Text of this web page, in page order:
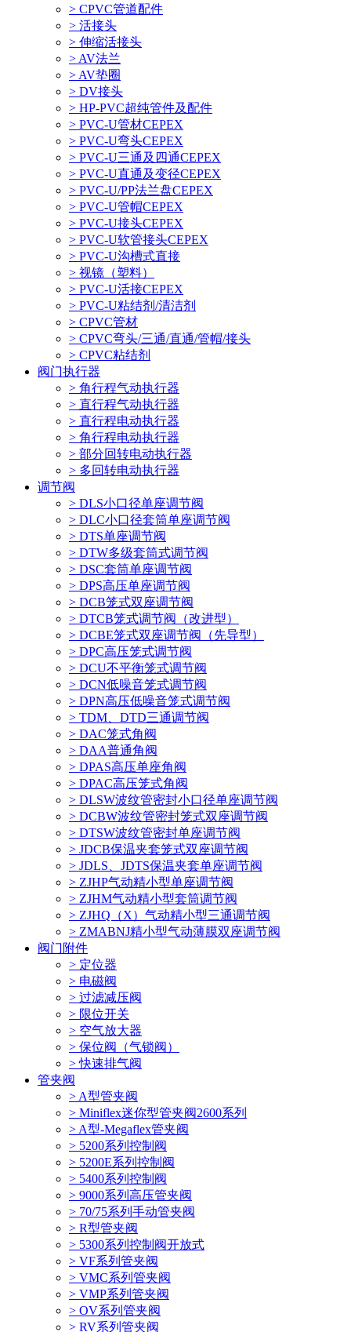
> CPVC管道配件
> 活接头
> 伸缩活接头
> AV法兰
> AV垫圈
> DV接头
> HP-PVC超纯管件及配件
> PVC-U管材CEPEX
> PVC-U弯头CEPEX
> PVC-U三通及四通CEPEX
> PVC-U直通及变径CEPEX
> PVC-U/PP法兰盘CEPEX
> PVC-U管帽CEPEX
> PVC-U接头CEPEX
> PVC-U软管接头CEPEX
> PVC-U沟槽式直接
> 视镜（塑料）
> PVC-U活接CEPEX
> PVC-U粘结剂/清洁剂
> CPVC管材
> CPVC弯头/三通/直通/管帽/接头
> CPVC粘结剂
阀门执行器
> 角行程气动执行器
> 直行程气动执行器
> 直行程电动执行器
> 角行程电动执行器
> 部分回转电动执行器
> 多回转电动执行器
调节阀
> DLS小口径单座调节阀
> DLC小口径套筒单座调节阀
> DTS单座调节阀
> DTW多级套筒式调节阀
> DSC套筒单座调节阀
> DPS高压单座调节阀
> DCB笼式双座调节阀
> DTCB笼式调节阀（改进型）
> DCBE笼式双座调节阀（先导型）
> DPC高压笼式调节阀
> DCU不平衡笼式调节阀
> DCN低噪音笼式调节阀
> DPN高压低噪音笼式调节阀
> TDM、DTD三通调节阀
> DAC笼式角阀
> DAA普通角阀
> DPAS高压单座角阀
> DPAC高压笼式角阀
> DLSW波纹管密封小口径单座调节阀
> DCBW波纹管密封笼式双座调节阀
> DTSW波纹管密封单座调节阀
> JDCB保温夹套笼式双座调节阀
> JDLS、JDTS保温夹套单座调节阀
> ZJHP气动精小型单座调节阀
> ZJHM气动精小型套筒调节阀
> ZJHQ（X）气动精小型三通调节阀
> ZMABNJ精小型气动薄膜双座调节阀
阀门附件
> 定位器
> 电磁阀
> 过滤减压阀
> 限位开关
> 空气放大器
> 保位阀（气锁阀）
> 快速排气阀
管夹阀
> A型管夹阀
> Miniflex迷你型管夹阀2600系列
> A型-Megaflex管夹阀
> 5200系列控制阀
> 5200E系列控制阀
> 5400系列控制阀
> 9000系列高压管夹阀
> 70/75系列手动管夹阀
> R型管夹阀
> 5300系列控制阀开放式
> VF系列管夹阀
> VMC系列管夹阀
> VMP系列管夹阀
> OV系列管夹阀
> RV系列管夹阀